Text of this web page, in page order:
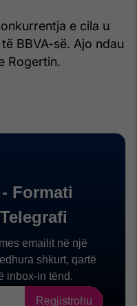
e cila u
BBVA-së. Ajo ndau
Rogertin.